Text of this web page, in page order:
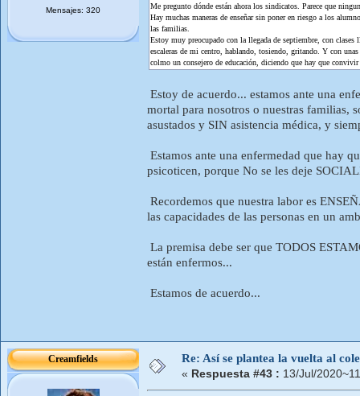
Mensajes: 320
Me pregunto dónde están ahora los sindicatos. Parece que
Hay muchas maneras de enseñar sin poner en riesgo a los
las familias.
Estoy muy preocupado con la llegada de septiembre, con
escaleras de mi centro, hablando, tosiendo, gritando. Y con
colmo un consejero de educación, diciendo que hay que
Estoy de acuerdo... estamos ante una
mortal para nosotros o nuestras familias,
asustados y SIN asistencia médica, y
Estamos ante una enfermedad que hay
psicoticen, porque No se les deje
Recordemos que nuestra labor es
las capacidades de las personas en un
La premisa debe ser que TODOS
están enfermos...
Estamos de acuerdo...
Creamfields Re: Así se plantea la vuelta al
« Respuesta #43 : 13/Jul/